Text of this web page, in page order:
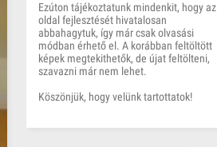
Ezúton tájékoztatunk mindenkit, hogy az
oldal fejlesztését hivatalosan
abbahagytuk, így már csak olvasási
módban érhető el. A korábban feltöltött
képek megtekithetők, de újat feltölteni,
szavazni már nem lehet.
Köszönjük, hogy velünk tartottatok!